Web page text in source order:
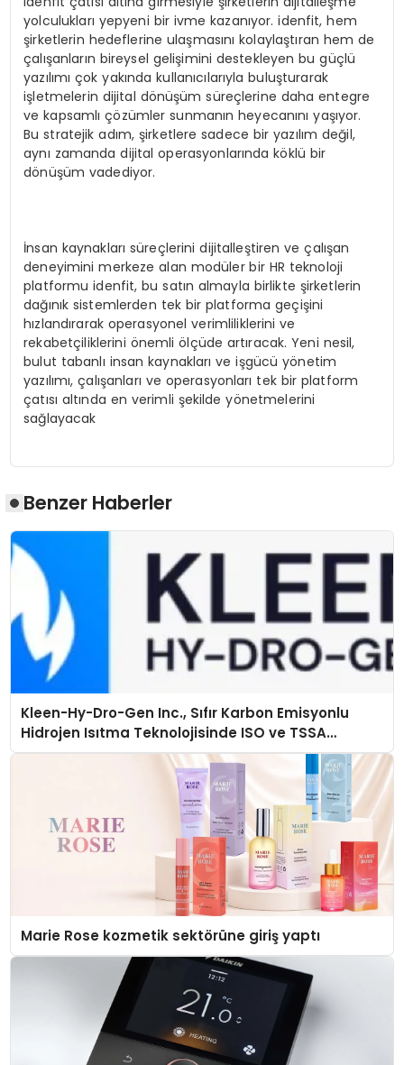
yolculukları yepyeni bir ivme kazanıyor. idenfit, hem
şirketlerin hedeflerine ulaşmasını kolaylaştıran hem de
çalışanların bireysel gelişimini destekleyen bu güçlü
yazılımı çok yakında kullanıcılarıyla buluşturarak
işletmelerin dijital dönüşüm süreçlerine daha entegre
ve kapsamlı çözümler sunmanın heyecanını yaşıyor.
Bu stratejik adım, şirketlere sadece bir yazılım değil,
aynı zamanda dijital operasyonlarında köklü bir
dönüşüm vadediyor.
İnsan kaynakları süreçlerini dijitalleştiren ve çalışan
deneyimini merkeze alan modüler bir HR teknoloji
platformu idenfit, bu satın almayla birlikte şirketlerin
dağınık sistemlerden tek bir platforma geçişini
hızlandırarak operasyonel verimliliklerini ve
rekabetçiliklerini önemli ölçüde artıracak. Yeni nesil,
bulut tabanlı insan kaynakları ve işgücü yönetim
yazılımı, çalışanları ve operasyonları tek bir platform
çatısı altında en verimli şekilde yönetmelerini
sağlayacak
Benzer Haberler
Kleen-Hy-Dro-Gen Inc., Sıfır Karbon Emisyonlu
Hidrojen Isıtma Teknolojisinde ISO ve TSSA
Düzenleyici Onaylarını Aldı
Marie Rose kozmetik sektörüne giriş yaptı